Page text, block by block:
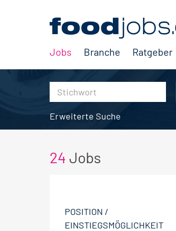
Jobs Branche Ratgeber
Erweiterte Suche
24 Jobs
POSITION /
EINSTIEGSMÖGLICHKEIT